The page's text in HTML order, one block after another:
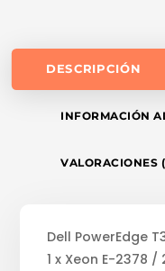
DESCRIPCIÓN
INFORMACIÓN
VALORACIONES
Dell PowerEdge
1 x Xeon E-2378 /